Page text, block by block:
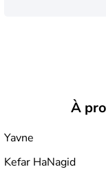
À
Yavne
Kefar HaNagid